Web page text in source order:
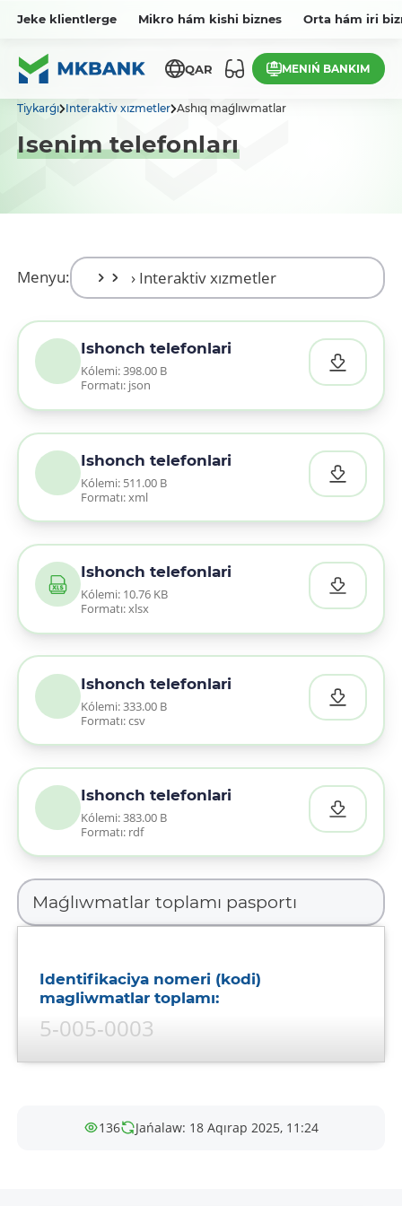
Jeke klientlerge Mikro hám kishi biznes Orta hám iri
QAR MENIŃ BANKIM
Tiykarǵı Interaktiv xızmetler Ashıq maǵlıwmatlar
Isenim telefonları
Menyu:
Ishonch telefonlari
Kólemi: 398.00 B
Formatı: json
Ishonch telefonlari
Kólemi: 511.00 B
Formatı: xml
Ishonch telefonlari
Kólemi: 10.76 KB
Formatı: xlsx
Ishonch telefonlari
Kólemi: 333.00 B
Formatı: csv
Ishonch telefonlari
Kólemi: 383.00 B
Formatı: rdf
Identifikaciya nomeri (kodi)
magliwmatlar toplamı:
5-005-0003
136 Jańalaw: 18 Aqırap 2025, 11:24